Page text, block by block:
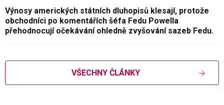
Výnosy amerických státních dluhopisů klesají, protože
obchodníci po komentářích šéfa Fedu Powella
přehodnocují očekávání ohledně zvyšování sazeb Fedu.
VŠECHNY ČLÁNKY